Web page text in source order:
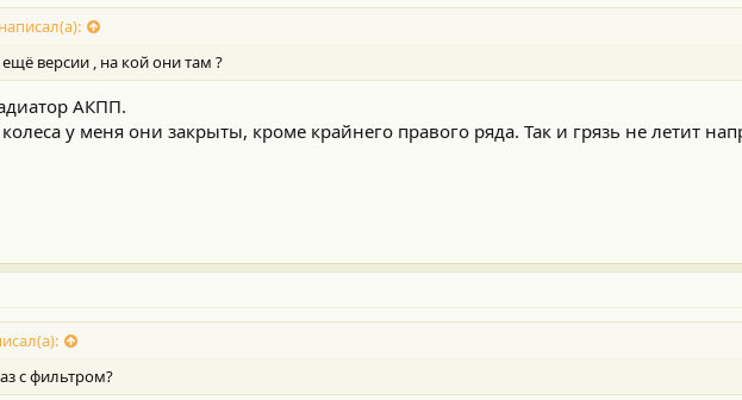
версии , на кой они там ?
АКПП.
у меня они закрыты, кроме крайнего правого ряда. Так и грязь не летит
с фильтром?